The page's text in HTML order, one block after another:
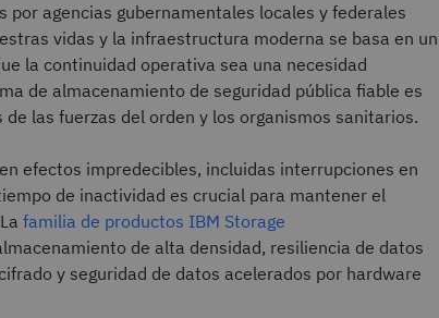
por agencias gubernamentales locales y federales
vidas y la infraestructura moderna se basa en un
la continuidad operativa sea una necesidad
de almacenamiento de seguridad pública fiable es
las fuerzas del orden y los organismos sanitarios.
efectos impredecibles, incluidas interrupciones en
de inactividad es crucial para mantener el
familia de productos IBM Storage
de alta densidad, resiliencia de datos
y seguridad de datos acelerados por hardware